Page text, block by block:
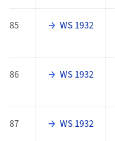
85 WS 1932
86 WS 1932
87 WS 1932